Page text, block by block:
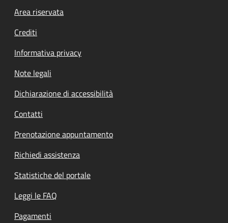
Footer menu
Area riservata
Crediti
Informativa privacy
Note legali
Dichiarazione di accessibilità
Contatti
Prenotazione appuntamento
Richiedi assistenza
Statistiche del portale
Leggi le FAQ
Pagamenti